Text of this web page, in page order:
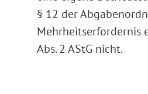
§ 12 der
Mehrheitserfordernis
Abs. 2 AStG nicht.